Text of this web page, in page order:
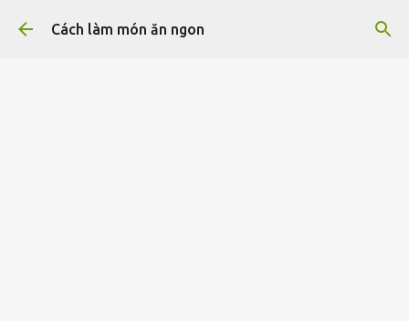
Chuyển đến nội dung chính
Cách làm món ăn ngon